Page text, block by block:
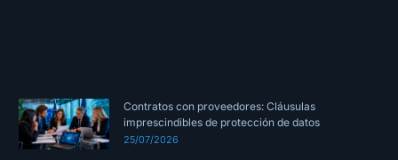
Contratos con proveedores: Cláusulas
imprescindibles de protección de datos
25/07/2026